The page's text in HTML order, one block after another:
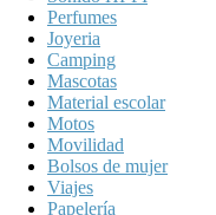
Perfumes
Joyeria
Camping
Mascotas
Material escolar
Motos
Movilidad
Bolsos de mujer
Viajes
Papelería